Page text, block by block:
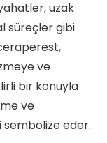
uzak
süreçler gibi
ve
bir konuyla
ve
eder.